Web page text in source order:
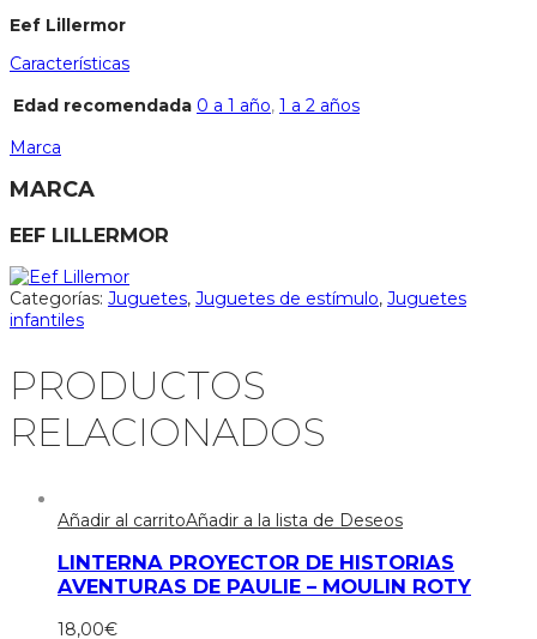
Eef Lillermor
Características
Edad recomendada 0 a 1 año, 1 a 2 años
Marca
MARCA
EEF LILLERMOR
Categorías: Juguetes, Juguetes de estímulo, Juguetes
infantiles
PRODUCTOS
RELACIONADOS
Añadir al carritoAñadir a la lista de Deseos
LINTERNA PROYECTOR DE HISTORIAS
AVENTURAS DE PAULIE – MOULIN ROTY
18,00€